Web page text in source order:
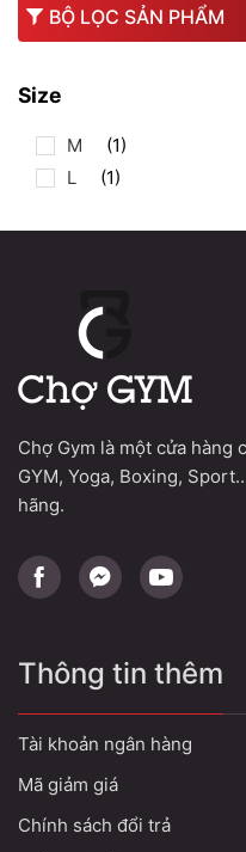
BỘ LỌC SẢN PHẨM
Size
M
(1)
L
(1)
Chợ Gym là một cửa hàng
GYM, Yoga, Boxing,
hãng.
Thông tin thêm
Tài khoản ngân hàng
Mã giảm giá
Chính sách đổi trả